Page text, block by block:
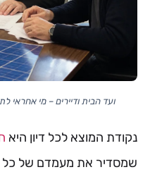
ועד הבית ודיירים – מי אחראי
נקודת המוצא לכל דיון היא